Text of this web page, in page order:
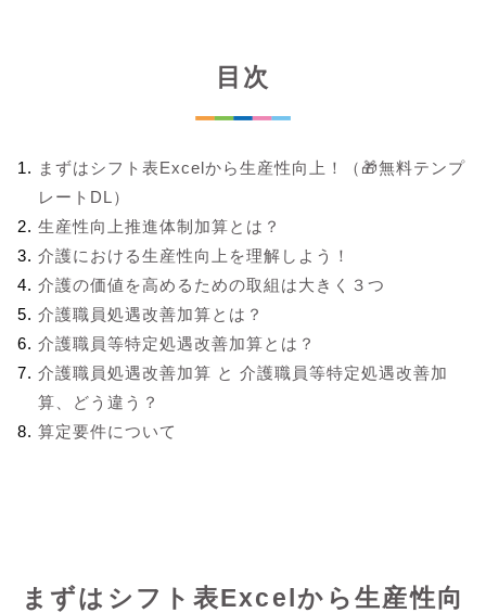
目次
まずはシフト表Excelから生産性向上！（🎁無料テンプ
レートDL）
生産性向上推進体制加算とは？
介護における生産性向上を理解しよう！
介護の価値を高めるための取組は大きく３つ
介護職員処遇改善加算とは？
介護職員等特定処遇改善加算とは？
介護職員処遇改善加算 と 介護職員等特定処遇改善加
算、どう違う？
算定要件について
まずはシフト表Excelから生産性向